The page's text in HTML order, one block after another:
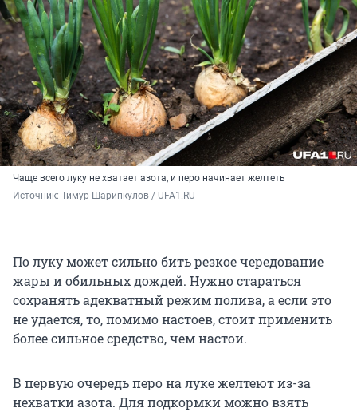
Чаще всего луку не хватает азота, и перо начинает желтеть
Источник: Тимур Шарипкулов / UFA1.RU
По луку может сильно бить резкое чередование
жары и обильных дождей. Нужно стараться
сохранять адекватный режим полива, а если это
не удается, то, помимо настоев, стоит применить
более сильное средство, чем настои.
В первую очередь перо на луке желтеют из-за
нехватки азота. Для подкормки можно взять